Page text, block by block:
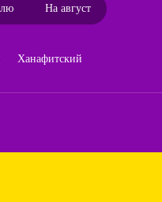
На август
Ханафитский